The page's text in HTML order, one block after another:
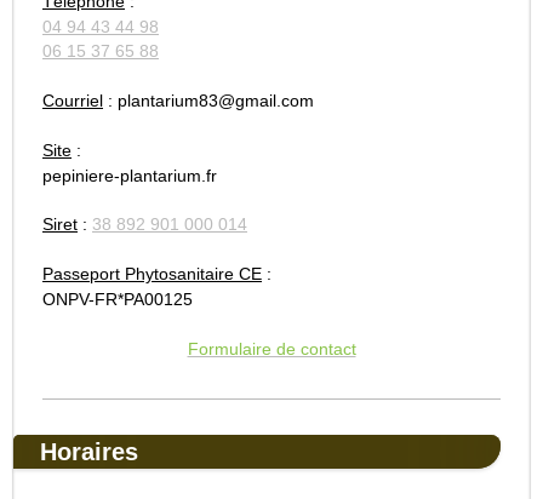
04 94 43 44 98
06 15 37 65 88
Courriel : plantarium83@gmail.com
Site :
pepiniere-plantarium.fr
Siret : 38 892 901 000 014
Passeport Phytosanitaire CE :
ONPV-FR*PA00125
Formulaire de contact
Horaires